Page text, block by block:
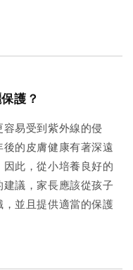
護？
易受到紫外線的侵
的皮膚健康有著深遠
此，從小培養良好的
議，家長應該從孩子
並且提供適當的保護